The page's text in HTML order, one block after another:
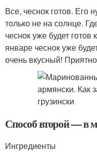
Все, чеснок готов. Его
только не на солнце.
чеснок уже будет
январе чеснок уже
очень вкусный!
Способ второй — в
Ингредиенты